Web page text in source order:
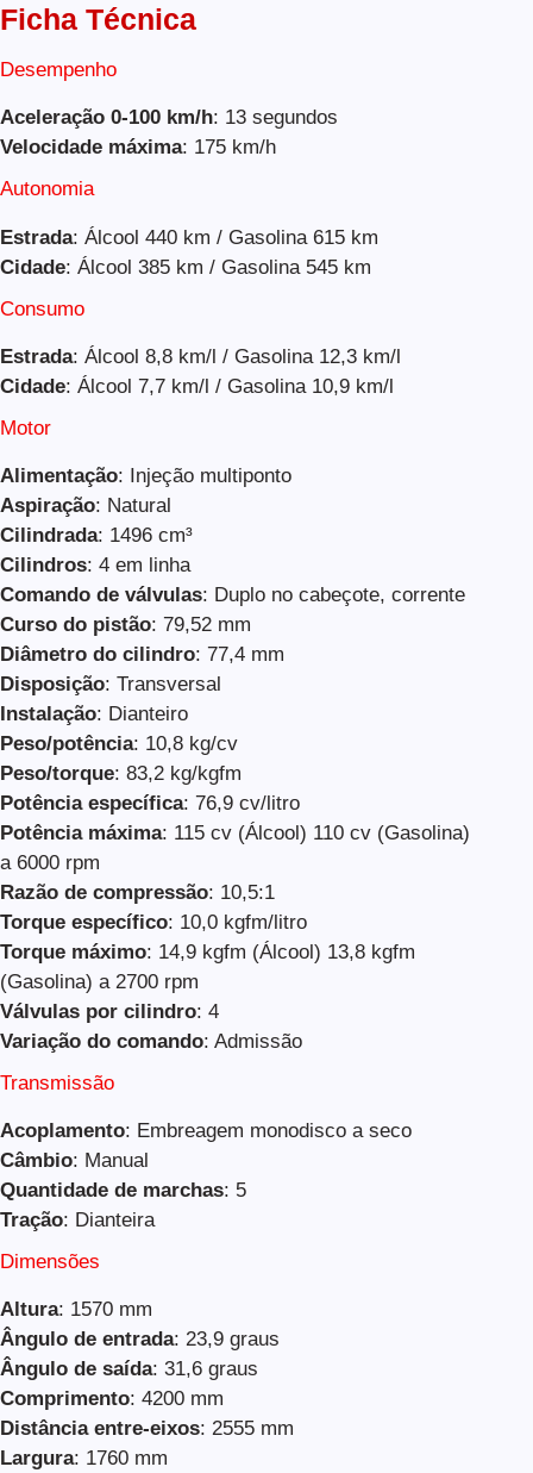
Ficha Técnica
Desempenho
Aceleração 0-100 km/h: 13 segundos
Velocidade máxima: 175 km/h
Autonomia
Estrada: Álcool 440 km / Gasolina 615 km
Cidade: Álcool 385 km / Gasolina 545 km
Consumo
Estrada: Álcool 8,8 km/l / Gasolina 12,3 km/l
Cidade: Álcool 7,7 km/l / Gasolina 10,9 km/l
Motor
Alimentação: Injeção multiponto
Aspiração: Natural
Cilindrada: 1496 cm³
Cilindros: 4 em linha
Comando de válvulas: Duplo no cabeçote, corrente
Curso do pistão: 79,52 mm
Diâmetro do cilindro: 77,4 mm
Disposição: Transversal
Instalação: Dianteiro
Peso/potência: 10,8 kg/cv
Peso/torque: 83,2 kg/kgfm
Potência específica: 76,9 cv/litro
Potência máxima: 115 cv (Álcool) 110 cv (Gasolina)
a 6000 rpm
Razão de compressão: 10,5:1
Torque específico: 10,0 kgfm/litro
Torque máximo: 14,9 kgfm (Álcool) 13,8 kgfm
(Gasolina) a 2700 rpm
Válvulas por cilindro: 4
Variação do comando: Admissão
Transmissão
Acoplamento: Embreagem monodisco a seco
Câmbio: Manual
Quantidade de marchas: 5
Tração: Dianteira
Dimensões
Altura: 1570 mm
Ângulo de entrada: 23,9 graus
Ângulo de saída: 31,6 graus
Comprimento: 4200 mm
Distância entre-eixos: 2555 mm
Largura: 1760 mm